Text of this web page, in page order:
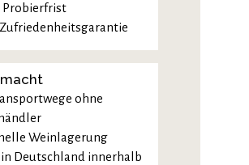
Probierfrist
ohne
Weinlagerung
Deutschland innerhalb